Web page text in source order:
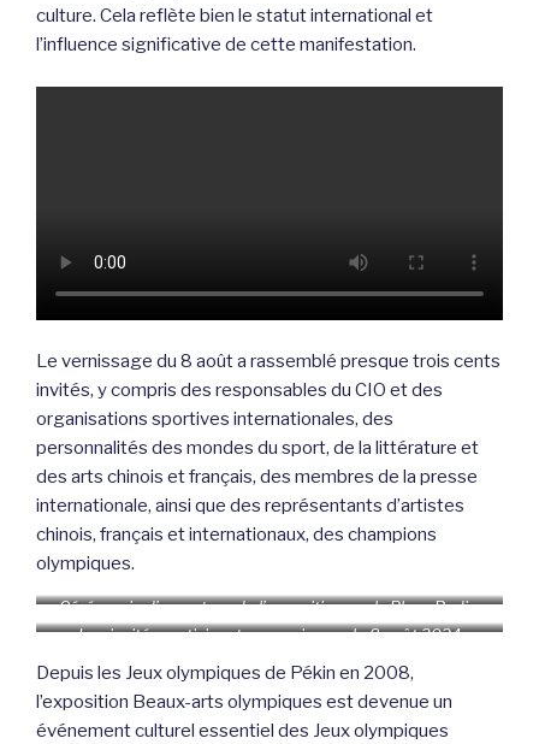
culture. Cela reflète bien le statut international et
l’influence significative de cette manifestation.
Le vernissage du 8 août a rassemblé presque trois cents
invités, y compris des responsables du CIO et des
organisations sportives internationales, des
personnalités des mondes du sport, de la littérature et
des arts chinois et français, des membres de la presse
internationale, ainsi que des représentants d’artistes
chinois, français et internationaux, des champions
olympiques.
Cérémonie d’ouverture de l’exposition sur la Place Rodin,
Seine musicale
Les invités participant au vernissage le 8 août 2024
Depuis les Jeux olympiques de Pékin en 2008,
l’exposition Beaux-arts olympiques est devenue un
événement culturel essentiel des Jeux olympiques